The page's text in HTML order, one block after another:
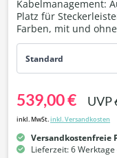
Kabelmanagement:
Platz für
Farben, mit und
Standard
539,00 € UVP
inkl. MwSt.inkl. Versandkosten
Versandkostenfreie
Lieferzeit: 6 Werktage